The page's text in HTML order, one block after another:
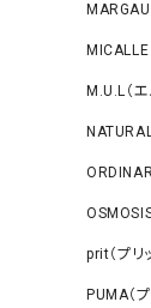
MICALLE
M.U.L（
OSMOSIS
prit（プリ
PUMA（